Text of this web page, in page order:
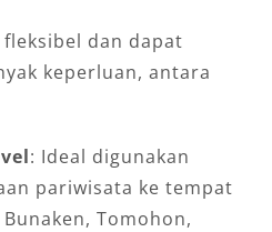
dan dapat
keperluan, antara
: Ideal digunakan
pariwisata ke tempat
Tomohon,